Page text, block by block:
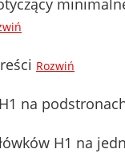
Rozwiń
na
H1 na